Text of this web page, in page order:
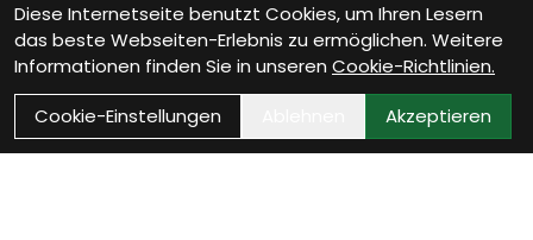
Diese Internetseite benutzt Cookies, um Ihren Lesern
das beste Webseiten-Erlebnis zu ermöglichen. Weitere
Informationen finden Sie in unseren Cookie-Richtlinien.
Cookie-Einstellungen
Akzeptieren